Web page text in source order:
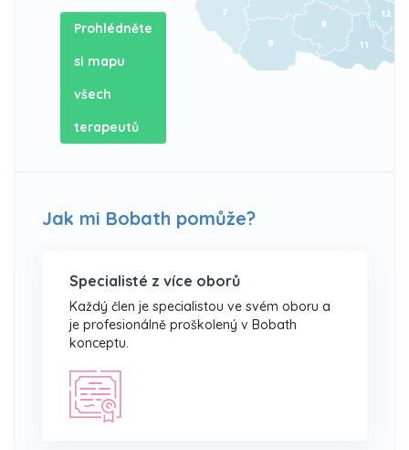
Prohlédněte
si mapu
všech
terapeutů
Jak mi Bobath pomůže?
Specialisté z více oborů
Každý člen je specialistou ve svém oboru a
je profesionálně proškolený v Bobath
konceptu.